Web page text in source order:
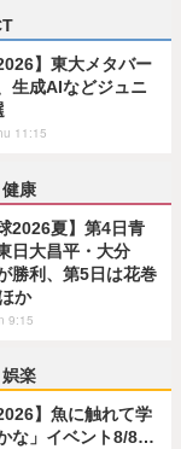
】東大メタバー
生成AIなどジュニ
11:15
康
2026夏】第4日青
日大昌平・大分
勝利、第5日は花巻
か
9:15
楽
】魚に触れて学
な」イベント8/8…